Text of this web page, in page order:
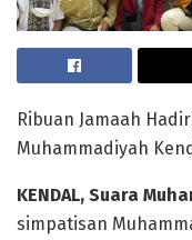
Ribuan Jamaah
Muhammadiyah
KENDAL, Suara
simpatisan